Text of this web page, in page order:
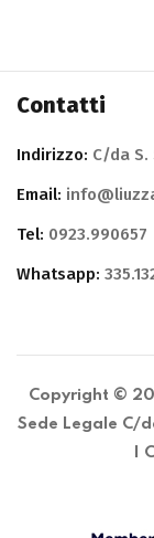
Contatti
Indirizzo: C/da S.
Email:
Tel: 0923.990657
Whatsapp:
Copyright ©
Sede Legale C/
|